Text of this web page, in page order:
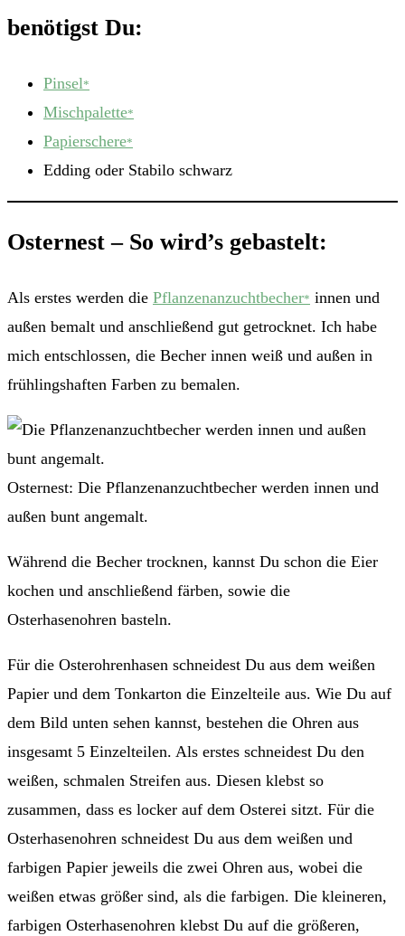
benötigst Du:
Pinsel*
Mischpalette*
Papierschere*
Edding oder Stabilo schwarz
Osternest – So wird’s gebastelt:
Als erstes werden die Pflanzenanzuchtbecher* innen und
außen bemalt und anschließend gut getrocknet. Ich habe
mich entschlossen, die Becher innen weiß und außen in
frühlingshaften Farben zu bemalen.
Osternest: Die Pflanzenanzuchtbecher werden innen und
außen bunt angemalt.
Während die Becher trocknen, kannst Du schon die Eier
kochen und anschließend färben, sowie die
Osterhasenohren basteln.
Für die Osterohrenhasen schneidest Du aus dem weißen
Papier und dem Tonkarton die Einzelteile aus. Wie Du auf
dem Bild unten sehen kannst, bestehen die Ohren aus
insgesamt 5 Einzelteilen. Als erstes schneidest Du den
weißen, schmalen Streifen aus. Diesen klebst so
zusammen, dass es locker auf dem Osterei sitzt. Für die
Osterhasenohren schneidest Du aus dem weißen und
farbigen Papier jeweils die zwei Ohren aus, wobei die
weißen etwas größer sind, als die farbigen. Die kleineren,
farbigen Osterhasenohren klebst Du auf die größeren,